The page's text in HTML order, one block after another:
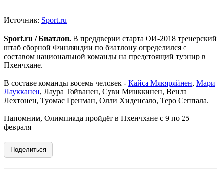
Источник: Sport.ru
Sport.ru / Биатлон. В преддверии старта ОИ-2018 тренерский
штаб сборной Финляндии по биатлону определился с
составом национальной команды на предстоящий турнир в
Пхенчхане.
В составе команды восемь человек - Кайса Мякяряйнен, Мари
Лаукканен, Лаура Тойванен, Суви Минккинен, Венла
Лехтонен, Туомас Гренман, Олли Хиденсало, Теро Сеппала.
Напомним, Олимпиада пройдёт в Пхенчхане с 9 по 25
февраля
Поделиться